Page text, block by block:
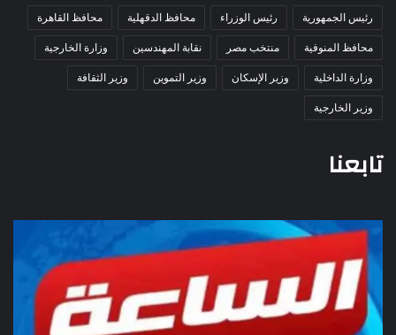
رئيس الجمهورية
رئيس الوزراء محافظ الدقهلية
محافظ القاهرة
محافظ المنوفية
منتخب مصر نقابة المهندسين
وزارة الخارجية
وزارة الداخلية
وزير الإسكان وزير التموين
وزير الثقافة
وزير الخارجية
تابعنا